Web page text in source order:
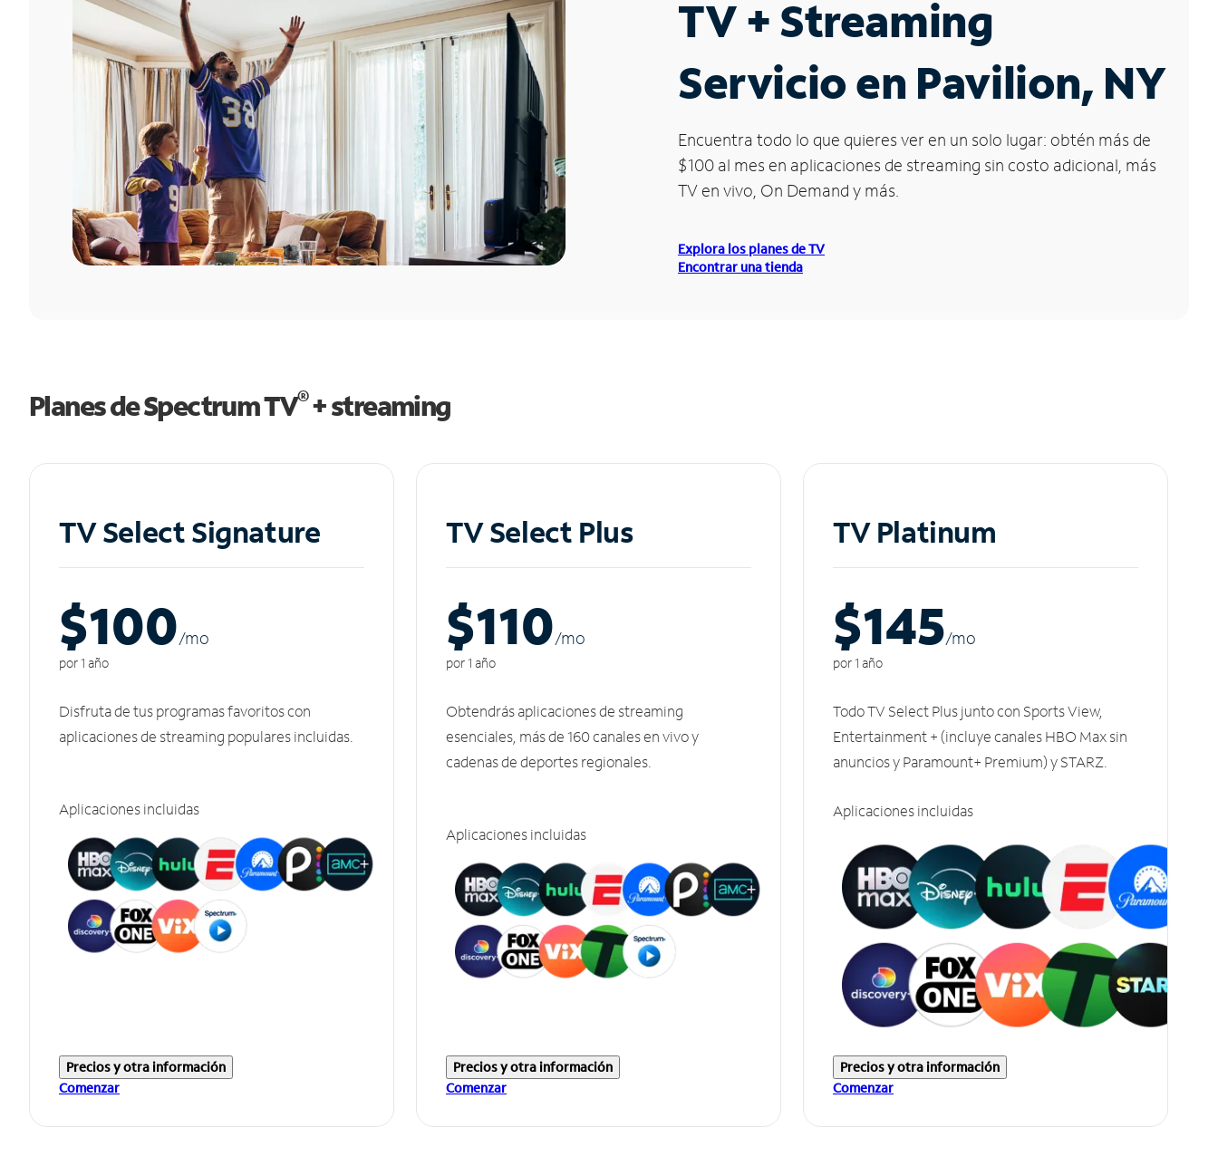
TV + Streaming
Servicio en Pavilion, NY
Encuentra todo lo que quieres ver en un solo lugar: obtén más de
$100 al mes en aplicaciones de streaming sin costo adicional, más
TV en vivo, On Demand y más.
Explora los planes de TV
Encontrar una tienda
Planes de Spectrum TV®+ streaming
TV Select Signature
$100/mo
por 1 año
Disfruta de tus programas favoritos con
aplicaciones de streaming populares incluidas.
Aplicaciones incluidas
Precios y otra información
Comenzar
TV Select Plus
$110/mo
por 1 año
Obtendrás aplicaciones de streaming
esenciales, más de 160 canales en vivo y
cadenas de deportes regionales.
Aplicaciones incluidas
Precios y otra información
Comenzar
TV Platinum
$145/mo
por 1 año
Todo TV Select Plus junto con Sports View,
Entertainment + (incluye canales HBO Max sin
anuncios y Paramount+ Premium) y STARZ.
Aplicaciones incluidas
Precios y otra información
Comenzar